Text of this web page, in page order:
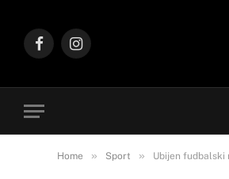
FacebookInstagram
Home » Sport » Ubijen fudbalski